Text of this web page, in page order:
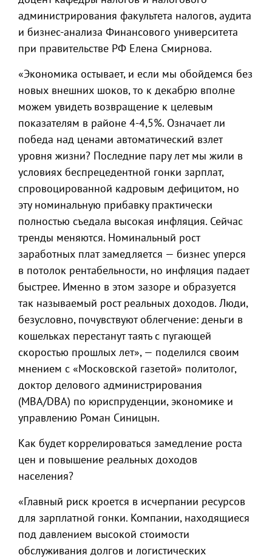
администрирования факультета налогов, аудита
и бизнес-анализа Финансового университета
при правительстве РФ Елена Смирнова.
«Экономика остывает, и если мы обойдемся без
новых внешних шоков, то к декабрю вполне
можем увидеть возвращение к целевым
показателям в районе 4-4,5%. Означает ли
победа над ценами автоматический взлет
уровня жизни? Последние пару лет мы жили в
условиях беспрецедентной гонки зарплат,
спровоцированной кадровым дефицитом, но
эту номинальную прибавку практически
полностью съедала высокая инфляция. Сейчас
тренды меняются. Номинальный рост
заработных плат замедляется — бизнес уперся
в потолок рентабельности, но инфляция падает
быстрее. Именно в этом зазоре и образуется
так называемый рост реальных доходов. Люди,
безусловно, почувствуют облегчение: деньги в
кошельках перестанут таять с пугающей
скоростью прошлых лет», — поделился своим
мнением с «Московской газетой» политолог,
доктор делового администрирования
(MBA/DBA) по юриспруденции, экономике и
управлению Роман Синицын.
Как будет коррелироваться замедление роста
цен и повышение реальных доходов
населения?
«Главный риск кроется в исчерпании ресурсов
для зарплатной гонки. Компании, находящиеся
под давлением высокой стоимости
обслуживания долгов и логистических